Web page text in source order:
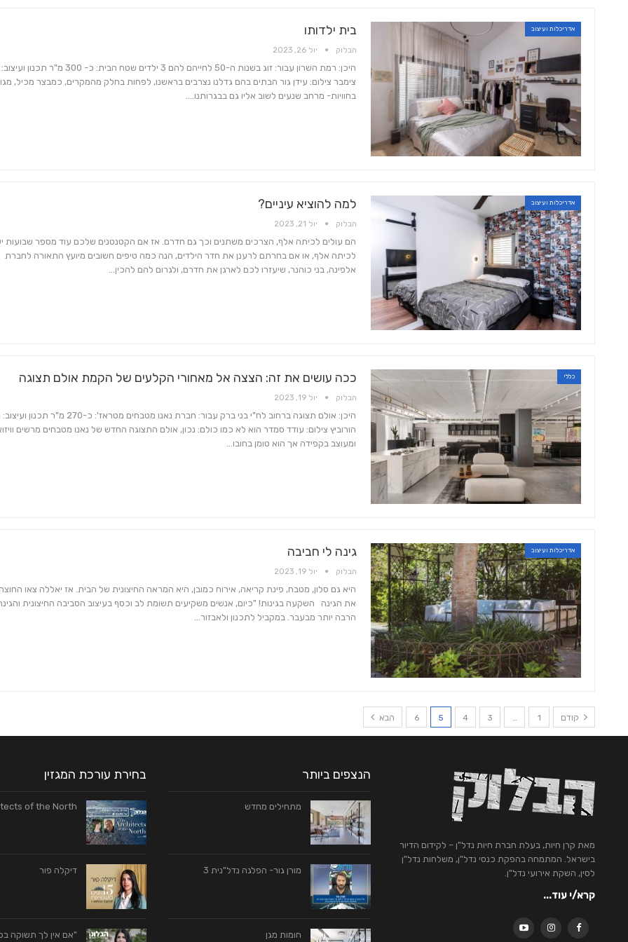
אדריכלות ועיצוב בית ילדותו
הבלוק יול 26, 2023
היכן: רמת השרון עבור: זוג בשנות ה-50 לחייהם להם 3 ילדים שטח הבית: כ-
צימבר צילום: עידן גור הבתים בהם גדלנו נצרבים בראשנו, לפחות בחלק מהמקרים, כמבצר מכיל, מגונן
בחוויות- מרחב שנעים לשוב אליו גם בבגרותנו.…
אדריכלות ועיצוב למה להוציא עיניים?
הבלוק יול 21, 2023
הם עולים לכיתה אלף, הצרכים משתנים וכך גם חדרם. אז אם הקטנטנים שלכם עוד מספר שבועות
לכיתה אלף, או אם בחרתם לרענן את חדר הילדים, הנה כמה טיפים חשובים מיועץ התאורה לחברת
אלפינה, בני כוהנר, שיעזרו לכם לארגן את חדרם, ולגרום להם להכין…
כללי ככה עושים את זה: הצצה אל מאחורי הקלעים של הקמת אולם תצוגה
הבלוק יול 19, 2023
היכן: אולם תצוגה ברחוב לח"י בני ברק עבור: חברת נאנו מטבחים מטראז': כ-270 מ"ר
הורוביץ צילום: עודד סמדר הוא לא כמו כולם: נכון, אולם התצוגה החדש של נאנו מטבחים מרשים
ומעוצב בקפידה אך הוא טומן בחובו…
אדריכלות ועיצוב גינה לי חביבה
הבלוק יול 19, 2023
היא גם סלון, מטבח, פינת קריאה, אירוח כמובן, היא המראה החיצונית של הבית. אז יאללה צאו החוצה
את הגינה השקעה בגינות! "כיום, אנשים משקיעים תשומת לב וכסף בעיצוב הסביבה החיצונית
הרבה יותר מבעבר. במקביל לתכנון ולאבזור…
קודם 1
…
3
4
5
6 הבא
מאת קרן חיות, בעלת חברת חיות נדל"ן – לקידום הדיור
בישראל. המתמחה בהפקת כנסי נדל"ן, משלחות נדל"ן
לסין, השקת אירועי נדל"ן.
קרא/י עוד...
הנצפים ביותר
מתחילים מחדש
מורן גור- הפלגה נדל"נית 3
חומות מגן
בחירת עורכת המגזין
of the North
דיקלה פור
"אם אין לך תשוקה